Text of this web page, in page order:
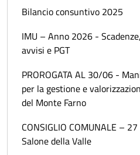
Bilancio consuntivo 2025
IMU – Anno 2026 -
avvisi e PGT
PROROGATA AL 30/06 -
per la gestione e
del Monte Farno
CONSIGLIO COMUNALE –
Salone della Valle